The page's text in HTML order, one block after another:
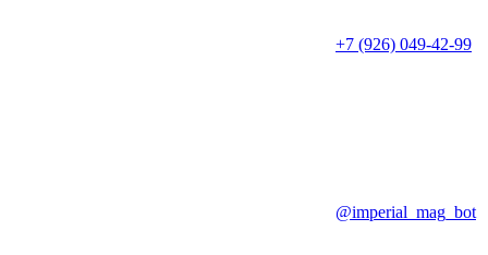
+7 (926) 049-42-99
@imperial_mag_bot